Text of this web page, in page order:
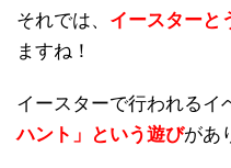
それでは、 イースターと
ますね！
イースターで行われるイ
ハント」という遊びがあ